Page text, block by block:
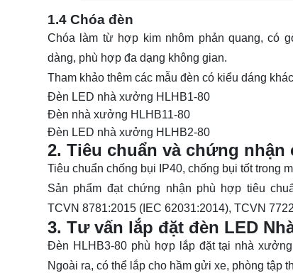
1.4 Chóa đèn
Chóa làm từ hợp kim nhôm phản quang, có
dàng, phù hợp đa dạng không gian.
Tham khảo thêm các mẫu đèn có kiểu dáng
Đèn LED nhà xưởng HLHB1-80
Đèn nhà xưởng HLHB11-80
Đèn LED nhà xưởng HLHB2-80
2. Tiêu chuẩn và chứng
Tiêu chuẩn chống bụi IP40, chống bụi tốt trong
Sản phẩm đạt chứng nhận phù hợp tiêu
TCVN 8781:2015 (IEC 62031:2014), TCVN
3. Tư vấn lắp đặt đèn LED
Đèn HLHB3‑80 phù hợp lắp đặt tại nhà
Ngoài ra, có thể lắp cho hầm gửi xe, phòng tập